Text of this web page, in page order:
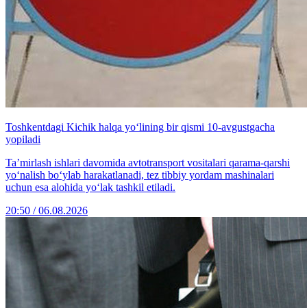
Toshkentdagi Kichik halqa yo‘lining bir qismi 10-avgustgacha
yopiladi
Ta’mirlash ishlari davomida avtotransport vositalari qarama-qarshi
yo‘nalish bo‘ylab harakatlanadi, tez tibbiy yordam mashinalari
uchun esa alohida yo‘lak tashkil etiladi.
20:50 / 06.08.2026